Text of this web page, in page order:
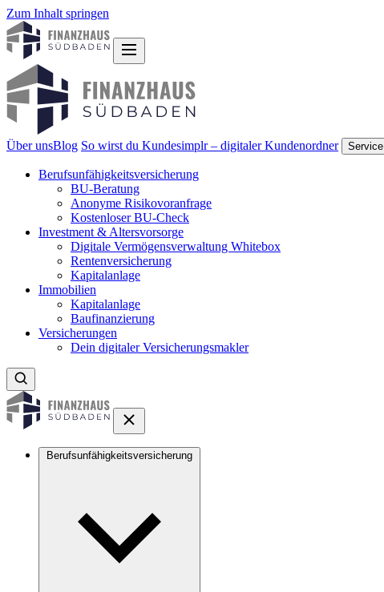
Zum Inhalt springen
Über unsBlog So wirst du Kundesimplr – digitaler Kundenordner Service
Berufsunfähigkeitsversicherung
BU-Beratung
Anonyme Risikovoranfrage
Kostenloser BU-Check
Investment & Altersvorsorge
Digitale Vermögensverwaltung Whitebox
Rentenversicherung
Kapitalanlage
Immobilien
Kapitalanlage
Baufinanzierung
Versicherungen
Dein digitaler Versicherungsmakler
Berufsunfähigkeitsversicherung